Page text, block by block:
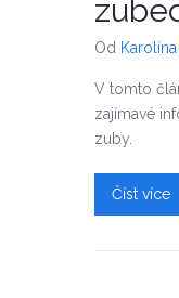
Od
V tomto
zajímavé
zuby.
Číst více